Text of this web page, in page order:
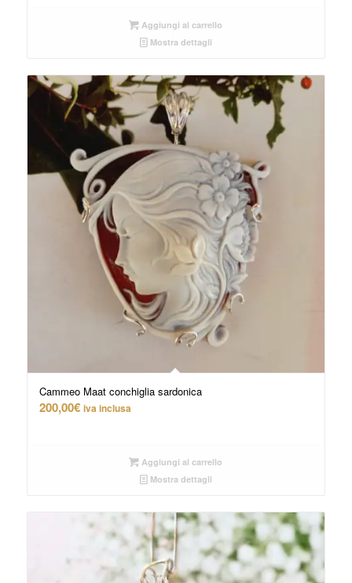
Aggiungi al carrello
Mostra dettagli
Cammeo Maat conchiglia sardonica
200,00€ iva inclusa
Aggiungi al carrello
Mostra dettagli